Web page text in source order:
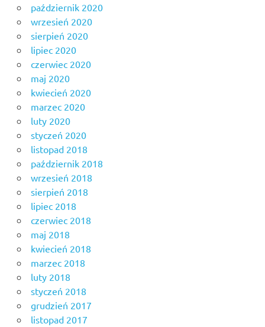
październik 2020
wrzesień 2020
sierpień 2020
lipiec 2020
czerwiec 2020
maj 2020
kwiecień 2020
marzec 2020
luty 2020
styczeń 2020
listopad 2018
październik 2018
wrzesień 2018
sierpień 2018
lipiec 2018
czerwiec 2018
maj 2018
kwiecień 2018
marzec 2018
luty 2018
styczeń 2018
grudzień 2017
listopad 2017